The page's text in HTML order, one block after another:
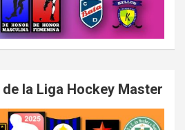
la Liga Hockey Master